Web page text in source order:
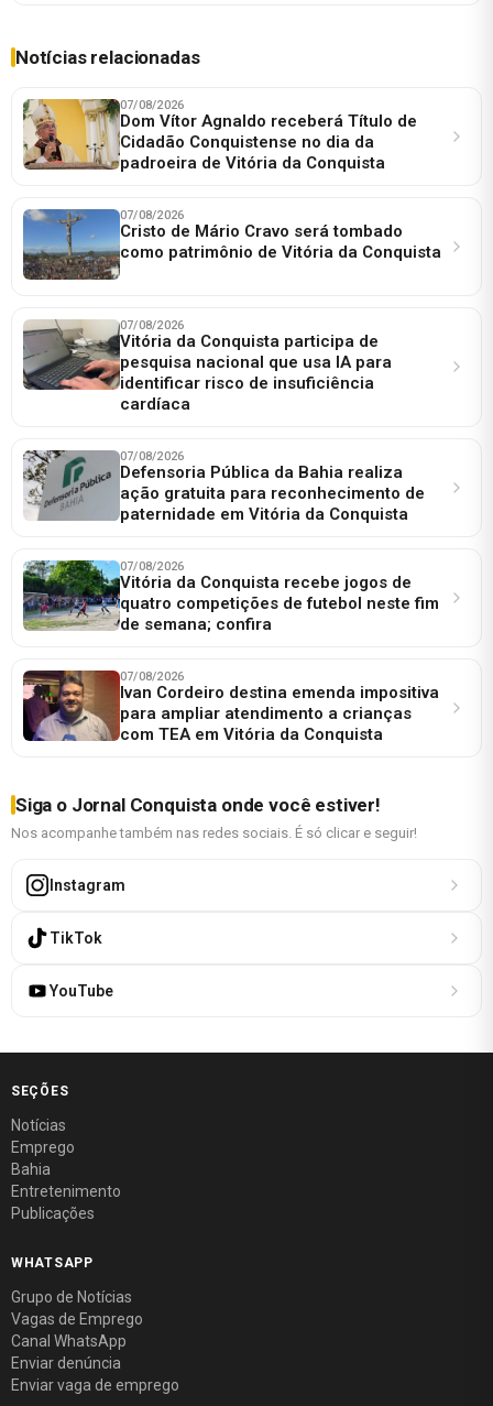
Notícias relacionadas
07/08/2026
Dom Vítor Agnaldo receberá Título de
Cidadão Conquistense no dia da
padroeira de Vitória da Conquista
07/08/2026
Cristo de Mário Cravo será tombado
como patrimônio de Vitória da Conquista
07/08/2026
Vitória da Conquista participa de
pesquisa nacional que usa IA para
identificar risco de insuficiência
cardíaca
07/08/2026
Defensoria Pública da Bahia realiza
ação gratuita para reconhecimento de
paternidade em Vitória da Conquista
07/08/2026
Vitória da Conquista recebe jogos de
quatro competições de futebol neste fim
de semana; confira
07/08/2026
Ivan Cordeiro destina emenda impositiva
para ampliar atendimento a crianças
com TEA em Vitória da Conquista
Siga o Jornal Conquista onde você estiver!
Nos acompanhe também nas redes sociais. É só clicar e seguir!
Instagram
TikTok
YouTube
SEÇÕES
Notícias
Emprego
Bahia
Entretenimento
Publicações
WHATSAPP
Grupo de Notícias
Vagas de Emprego
Canal WhatsApp
Enviar denúncia
Enviar vaga de emprego